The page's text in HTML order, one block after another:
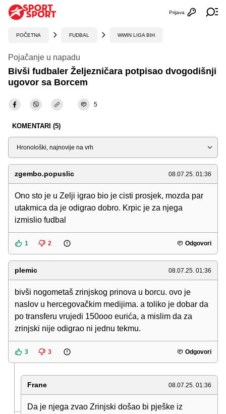
Otvori
Prijava
POČETNA FUDBAL WWIN LIGA BIH
Pojačanje u napadu
Bivši fudbaler Željezničara potpisao dvogodišnji
ugovor sa Borcem
5
KOMENTARI (5)
Sortiraj
zgembo.popuslic 08.07.25. 01:36
Ono sto je u Zelji igrao bio je cisti prosjek, mozda par
utakmica da je odigrao dobro. Krpic je za njega
izmislio fudbal
1 2 Odgovori
plemic 08.07.25. 01:36
bivši nogometaš zrinjskog prinova u borcu. ovo je
naslov u hercegovačkim medijima. a toliko je dobar da
po transferu vrujedi 150ooo eurića, a mislim da za
zrinjski nije odigrao ni jednu tekmu.
3 3 Odgovori
Frane 08.07.25. 01:36
Da je njega zvao Zrinjski došao bi pješke iz